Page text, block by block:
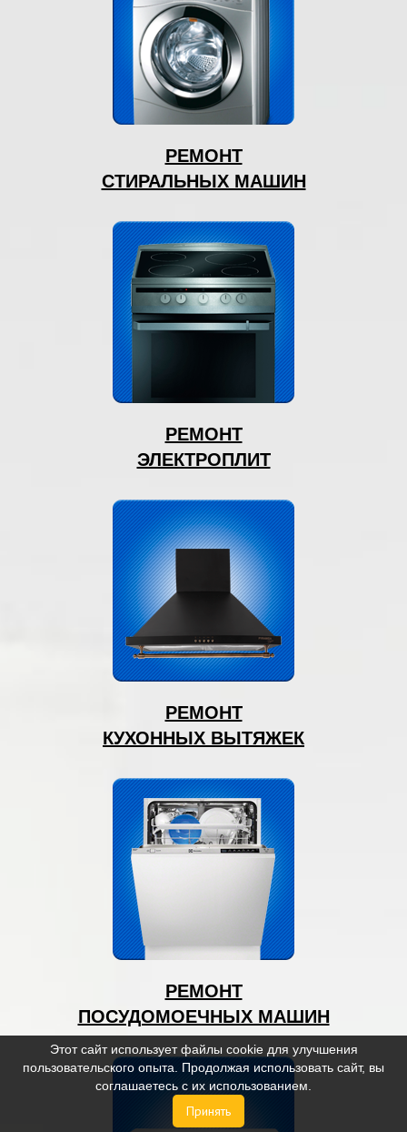
РЕМОНТ
СТИРАЛЬНЫХ МАШИН
РЕМОНТ
ЭЛЕКТРОПЛИТ
РЕМОНТ
КУХОННЫХ ВЫТЯЖЕК
РЕМОНТ
ПОСУДОМОЕЧНЫХ МАШИН
Этот сайт использует файлы cookie для улучшения
пользовательского опыта. Продолжая использовать сайт, вы
соглашаетесь с их использованием.
Принять